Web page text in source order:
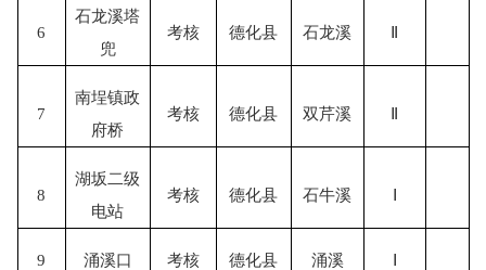
6
石龙溪塔
兜
考核 德化县 石龙溪 Ⅱ
7
南埕镇政
府桥
考核 德化县 双芹溪 Ⅱ
8
湖坂二级
电站
考核 德化县 石牛溪 Ⅰ
9 涌溪口 考核 德化县 涌溪 Ⅰ